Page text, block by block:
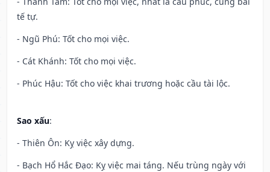
tế tự.
- Ngũ Phú: Tốt cho mọi việc.
- Cát Khánh: Tốt cho mọi việc.
- Phúc Hậu: Tốt cho việc khai trương hoặc cầu tài lộc.
Sao xấu:
- Thiên Ôn: Kỵ việc xây dựng.
- Bạch Hổ Hắc Đạo: Kỵ việc mai táng. Nếu trùng ngày với